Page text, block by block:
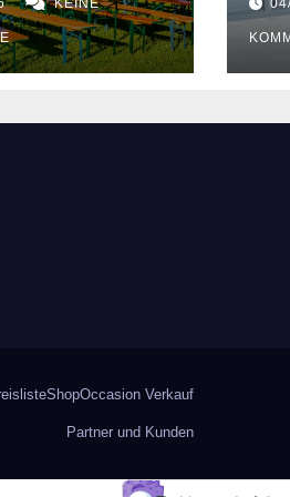
ShopOccasion Verkauf
Partner und Kunden